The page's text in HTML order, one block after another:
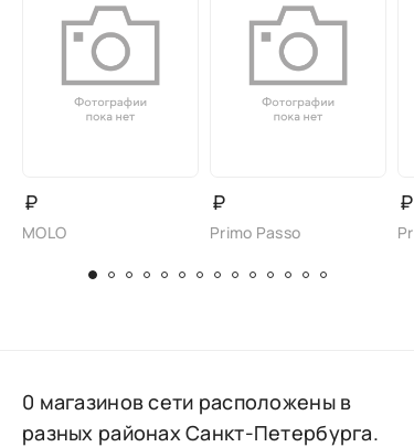
₽
MOLO
₽
Primo Passo
₽
0 магазинов сети расположены в
разных районах Санкт-Петербурга.